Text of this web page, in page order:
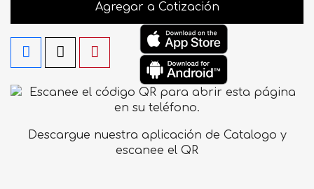
Agregar a Cotización
Descargue nuestra aplicación de Catalogo y
escanee el QR